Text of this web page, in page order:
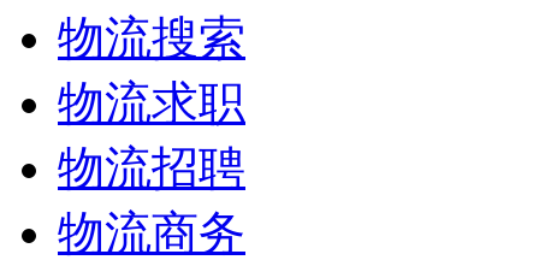
物流搜索
物流求职
物流招聘
物流商务